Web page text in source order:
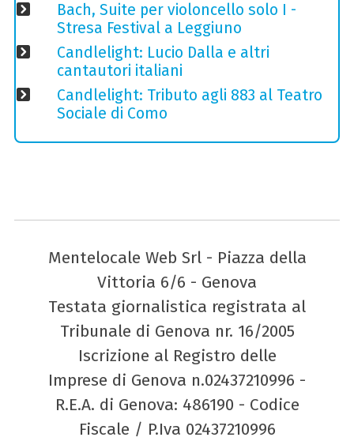
Bach, Suite per violoncello solo I -
Stresa Festival a Leggiuno
Candlelight: Lucio Dalla e altri
cantautori italiani
Candlelight: Tributo agli 883 al Teatro
Sociale di Como
Mentelocale Web Srl - Piazza della
Vittoria 6/6 - Genova
Testata giornalistica registrata al
Tribunale di Genova nr. 16/2005
Iscrizione al Registro delle
Imprese di Genova n.02437210996 -
R.E.A. di Genova: 486190 - Codice
Fiscale / P.Iva 02437210996